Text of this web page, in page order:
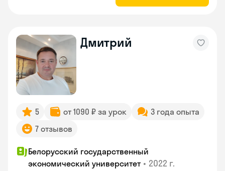
Дмитрий
5 от 1090 ₽ за урок
3 года опыта
7 отзывов
Белорусский государственный
экономический университет • 2022 г.